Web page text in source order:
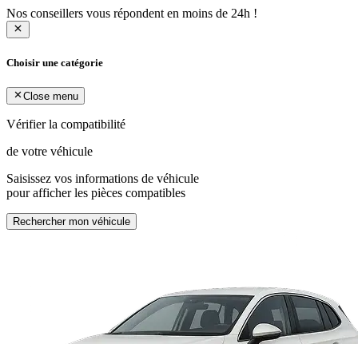
Nos conseillers vous répondent en moins de 24h !
Choisir une catégorie
Close menu
Vérifier la compatibilité
de votre véhicule
Saisissez vos informations de véhicule
pour afficher les pièces compatibles
Rechercher mon véhicule